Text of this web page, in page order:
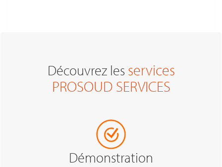
Découvrez les services
PROSOUD SERVICES
Démonstration